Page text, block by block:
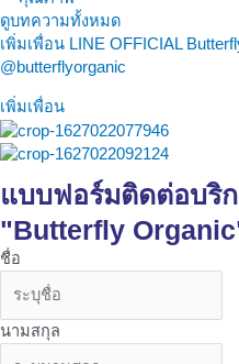
ดูบทความทั้งหมด
เพิ่มเพื่อน LINE OFFICIAL
@butterflyorganic
เพิ่มเพื่อน
แบบฟอร์มติดต่อบริก
"Butterfly
ชื่อ
นามสกุล